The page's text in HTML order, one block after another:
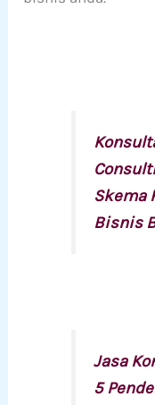
Skema
Bisnis
Jasa
5